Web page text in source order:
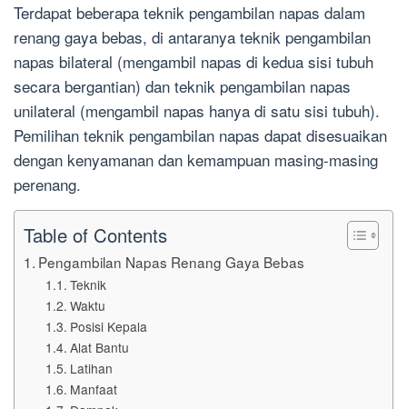
Terdapat beberapa teknik pengambilan napas dalam
renang gaya bebas, di antaranya teknik pengambilan
napas bilateral (mengambil napas di kedua sisi tubuh
secara bergantian) dan teknik pengambilan napas
unilateral (mengambil napas hanya di satu sisi tubuh).
Pemilihan teknik pengambilan napas dapat disesuaikan
dengan kenyamanan dan kemampuan masing-masing
perenang.
Table of Contents
Pengambilan Napas Renang Gaya Bebas
Teknik
Waktu
Posisi Kepala
Alat Bantu
Latihan
Manfaat